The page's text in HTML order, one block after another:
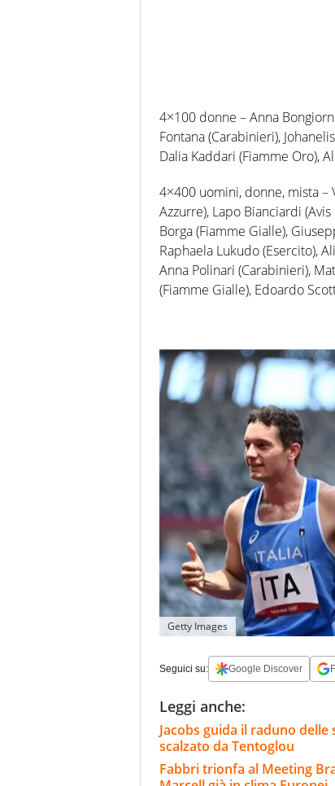
4×100 donne – Anna
Fontana (Carabinieri),
Dalia Kaddari (Fiamme Oro),
4×400 uomini, donne, mista –
Azzurre), Lapo Bianciardi
Borga (Fiamme Gialle),
Raphaela Lukudo (Esercito),
Anna Polinari (Carabinieri),
(Fiamme Gialle), Edoardo
Getty Images
Seguici su: Google Discover
Leggi anche:
Jacobs guida il raduno
scalzato da Tentoglou
Fabbri trionfa al Meeting